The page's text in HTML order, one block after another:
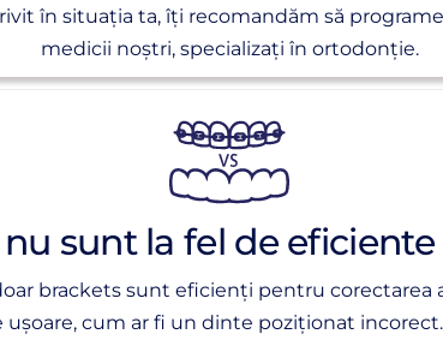
în situația ta, îți recomandăm să
medicii noștri, specializați în ortodonție.
sunt la fel de
brackets sunt eficienți pentru corectarea
cum ar fi un dinte poziționat